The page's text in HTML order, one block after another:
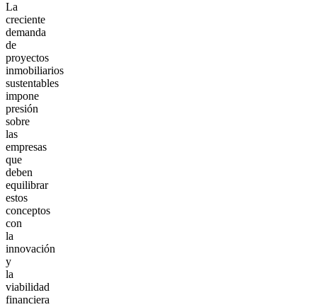
La
creciente
demanda
de
proyectos
inmobiliarios
sustentables
impone
presión
sobre
las
empresas
que
deben
equilibrar
estos
conceptos
con
la
innovación
y
la
viabilidad
financiera